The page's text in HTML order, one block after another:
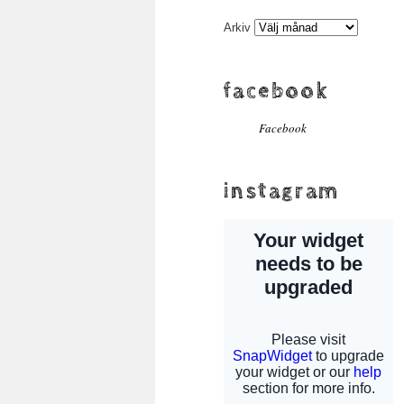
Arkiv
facebook
Facebook
instagram